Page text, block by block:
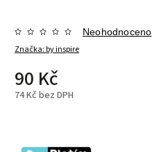
Značka:by inspire
Neohodnoceno
90 Kč
74 Kč bez DPH